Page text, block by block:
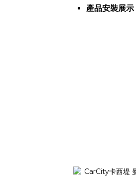
產品安裝展示